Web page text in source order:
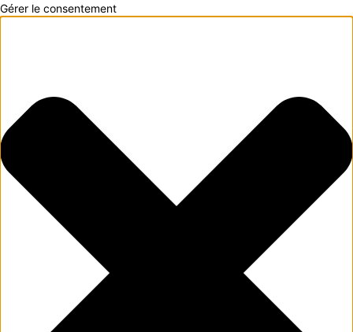
Gérer le consentement